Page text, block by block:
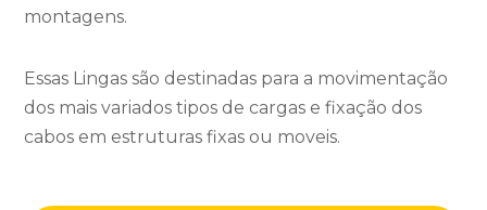
montagens.
Essas Lingas são destinadas para a movimentação
dos mais variados tipos de cargas e fixação dos
cabos em estruturas fixas ou moveis.